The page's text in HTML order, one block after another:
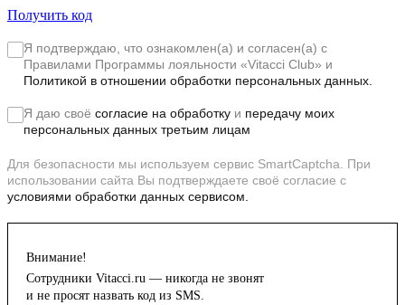
Получить код
Я подтверждаю, что ознакомлен(а) и согласен(а) с
Правилами Программы лояльности «Vitacci Club» и
Политикой в отношении обработки персональных данных.
Я даю своё согласие на обработку и передачу моих
персональных данных третьим лицам
Для безопасности мы используем сервис SmartCaptcha. При
использовании сайта Вы подтверждаете своё согласие с
условиями обработки данных сервисом.
Внимание!
Сотрудники Vitacci.ru — никогда не звонят
и не просят назвать код из SMS.